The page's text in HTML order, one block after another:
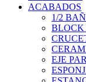
ACABADOS
1/2
BLOCK
EJE